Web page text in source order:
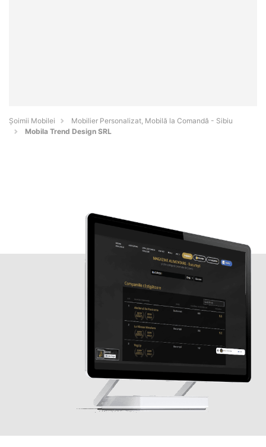
Șoimii Mobilei
Mobilier Personalizat, Mobilă la Comandă - Sibiu
Mobila Trend Design SRL